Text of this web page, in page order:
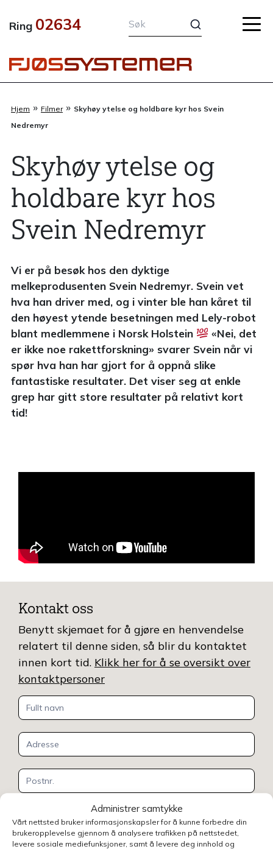
Administrer samtykke
Vårt nettsted bruker informasjonskapsler for å kunne forbedre din
brukeropplevelse gjennom å analysere trafikken på nettstedet,
levere sosiale mediefunksjoner, samt å levere deg innhold og
rett
innholdet
Ring 02634
Hjem » Filmer» Skyhøy ytelse og holdbare kyr hos Svein
Nedremyr
Skyhøy ytelse og
holdbare kyr hos
Svein Nedremyr
Vi er på besøk hos den dyktige
melkeprodusenten Svein Nedremyr. Svein vet
hva han driver med, og i vinter ble han kåret til
den høyest ytende besetningen med Lely-robot
blant medlemmene i Norsk Holstein
«Nei, det
er ikke noe rakettforskning» svarer Svein når vi
spør hva han har gjort for å oppnå slike
fantastiske resultater. Det viser seg at enkle
grep har gitt store resultater på relativt kort
tid!
Kontakt oss
Benytt skjemaet for å gjøre en henvendelse
relatert til denne siden, så blir du kontaktet
innen kort tid. Klikk her for å se oversikt over
kontaktpersoner
Kontakt
oss